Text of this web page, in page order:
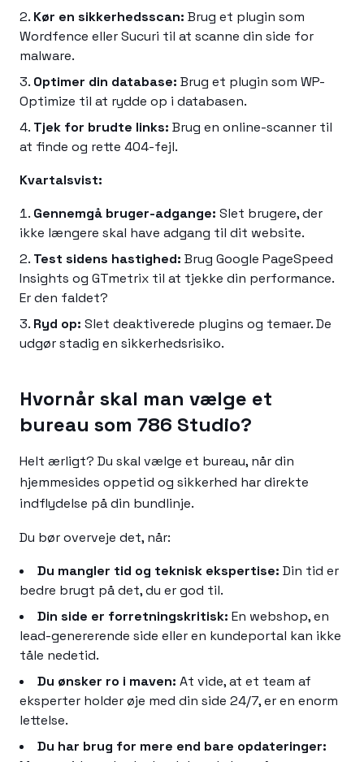
Kør en sikkerhedsscan: Brug et plugin som
Wordfence eller Sucuri til at scanne din side for
malware.
Optimer din database: Brug et plugin som WP-
Optimize til at rydde op i databasen.
Tjek for brudte links: Brug en online-scanner til
at finde og rette 404-fejl.
Kvartalsvist:
Gennemgå bruger-adgange: Slet brugere, der
ikke længere skal have adgang til dit website.
Test sidens hastighed: Brug Google PageSpeed
Insights og GTmetrix til at tjekke din performance.
Er den faldet?
Ryd op: Slet deaktiverede plugins og temaer. De
udgør stadig en sikkerhedsrisiko.
Hvornår skal man vælge et
bureau som 786 Studio?
Helt ærligt? Du skal vælge et bureau, når din
hjemmesides oppetid og sikkerhed har direkte
indflydelse på din bundlinje.
Du bør overveje det, når:
Du mangler tid og teknisk ekspertise: Din tid er
bedre brugt på det, du er god til.
Din side er forretningskritisk: En webshop, en
lead-genererende side eller en kundeportal kan ikke
tåle nedetid.
Du ønsker ro i maven: At vide, at et team af
eksperter holder øje med din side 24/7, er en enorm
lettelse.
Du har brug for mere end bare opdateringer: